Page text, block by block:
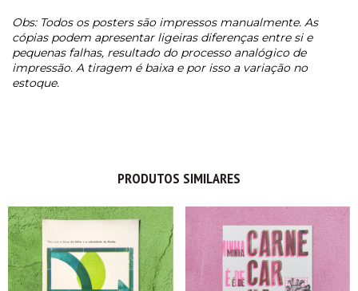
Obs: Todos os posters são impressos manualmente. As
cópias podem apresentar ligeiras diferenças entre si e
pequenas falhas, resultado do processo analógico de
impressão. A tiragem é baixa e por isso a variação no
estoque.
PRODUTOS SIMILARES